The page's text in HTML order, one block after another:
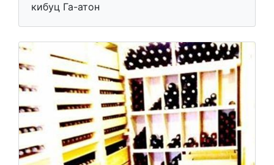
кибуц Га-атон